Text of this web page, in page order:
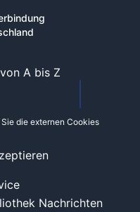
Nachrichten
A bis Z
die externen Cookies